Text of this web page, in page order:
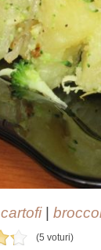
cartofi|
(5 voturi)